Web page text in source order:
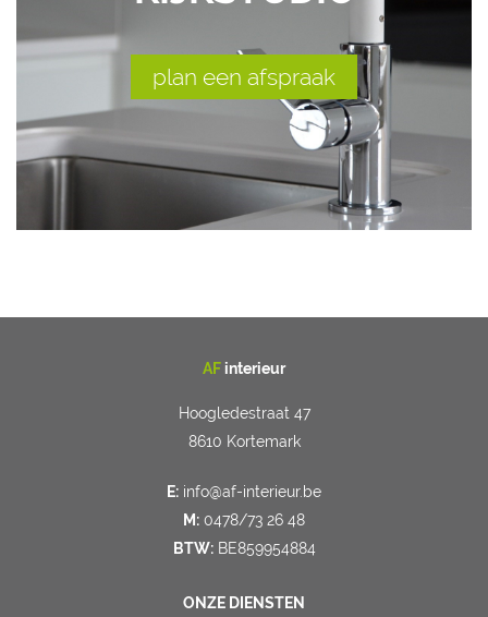
plan een afspraak
AF interieur
Hoogledestraat 47
8610 Kortemark
E: info@af-interieur.be
M: 0478/73 26 48
BTW:BE859954884
ONZE DIENSTEN